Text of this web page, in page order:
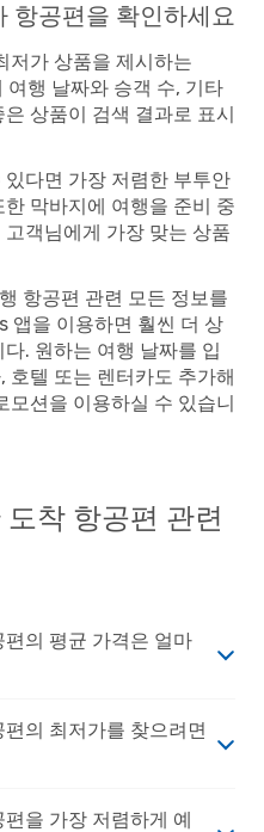
항공편을 확인하세요
저가 상품을 제시하는
행 날짜와 승객 수, 기타
상품이 검색 결과로 표시
다면 가장 저렴한 부투안
막바지에 여행을 준비 중
객님에게 가장 맞는 상품
항공편 관련 모든 정보를
앱을 이용하면 훨씬 더 상
. 원하는 여행 날짜를 입
호텔 또는 렌터카도 추가해
모션을 이용하실 수 있습니
착 항공편 관련
의 평균 가격은 얼마
의 최저가를 찾으려면
을 가장 저렴하게 예